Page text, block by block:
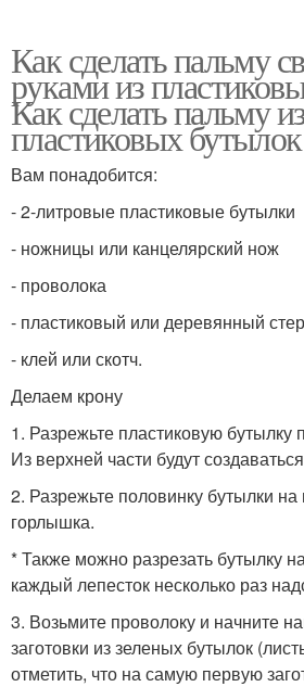
Как сделать пальму
руками из
Как сделать пальму
пластиковых бутылок
Вам понадобится:
- 2-литровые пластиковые бутылки
- ножницы или канцелярский нож
- проволока
- пластиковый или деревянный
- клей или скотч.
Делаем крону
1. Разрежьте пластиковую бутылку
Из верхней части будут
2. Разрежьте половинку бутылки
горлышка.
* Также можно разрезать бутылку
каждый лепесток несколько раз
3. Возьмите проволоку и начните
заготовки из зеленых бутылок
отметить, что на самую первую